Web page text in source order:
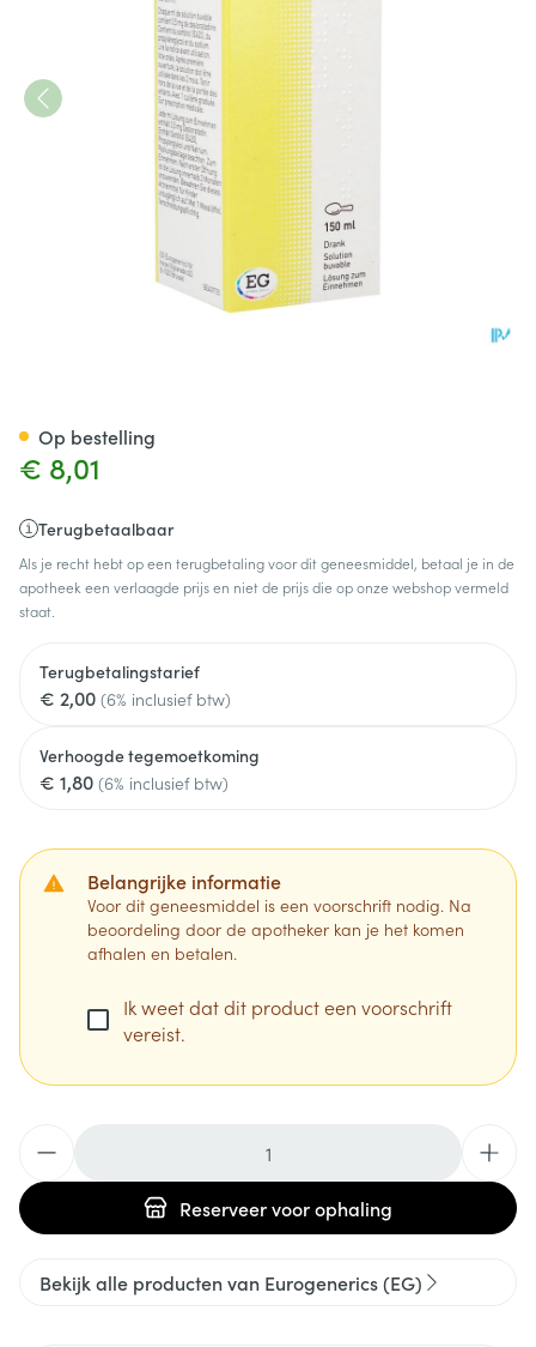
€ 8,01
Terugbetaalbaar
Als je recht hebt op een terugbetaling voor dit geneesmiddel, betaal je in de
apotheek een verlaagde prijs en niet de prijs die op onze webshop vermeld
staat.
Terugbetalingstarief
€ 2,00 (6% inclusief btw)
Verhoogde tegemoetkoming
€ 1,80 (6% inclusief btw)
Belangrijke informatie
Voor dit geneesmiddel is een voorschrift nodig. Na
beoordeling door de apotheker kan je het komen
afhalen en betalen.
Ik weet dat dit product een voorschrift
vereist.
Reserveervoor ophaling
Op bestelling
Bekijk alle producten van Eurogenerics (EG)